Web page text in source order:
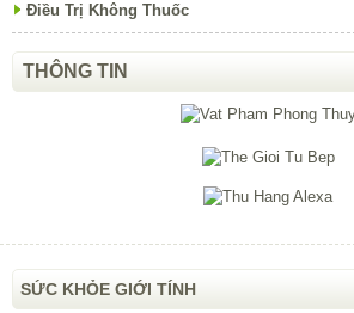
Điều Trị Không Thuốc
THÔNG TIN
SỨC KHỎE GIỚI TÍNH